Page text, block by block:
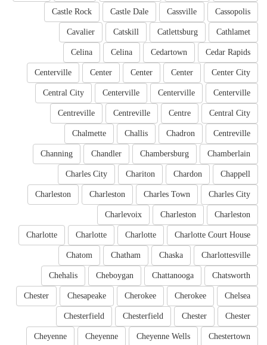
Cassopolis
Cassville
Castle Dale
Castle Rock
Cathlamet
Catlettsburg
Catskill
Cavalier
Cedar Rapids
Cedartown
Celina
Celina
Center City
Center
Center
Center
Centerville
Centerville
Centerville
Centerville
Central City
Central City
Centre
Centreville
Centreville
Centreville
Chadron
Challis
Chalmette
Chamberlain
Chambersburg
Chandler
Channing
Chappell
Chardon
Chariton
Charles City
Charles City
Charles Town
Charleston
Charleston
Charleston
Charleston
Charlevoix
Charlotte Court House
Charlotte
Charlotte
Charlotte
Charlottesville
Chaska
Chatham
Chatom
Chatsworth
Chattanooga
Cheboygan
Chehalis
Chelsea
Cherokee
Cherokee
Chesapeake
Chester
Chester
Chester
Chesterfield
Chesterfield
Chestertown
Cheyenne Wells
Cheyenne
Cheyenne